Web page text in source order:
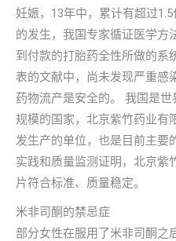
妊娠，13年中，累计有超过
的发生，我国专家循证医学方
到付款的打胎药全性所做的系
表的文献中，尚未发现严重感
药物流产是安全的。 我国是
规模的国家，北京紫竹药业有
发生产的单位，也是目前主要
实践和质量监测证明，北京紫
片符合标准、质量稳定。
米非司酮的禁忌症
部分女性在服用了米非司酮之